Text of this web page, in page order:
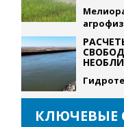
КЛЮЧЕВЫЕ